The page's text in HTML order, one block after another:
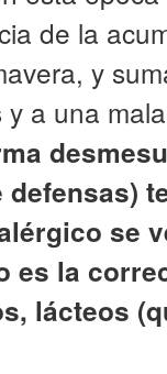
de la
y
y a una
se
es la
lácteos